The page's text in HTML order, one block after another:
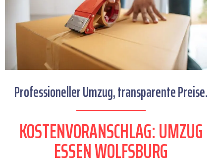
Professioneller Umzug, transparente Preise.
KOSTENVORANSCHLAG: UMZUG
ESSEN WOLFSBURG